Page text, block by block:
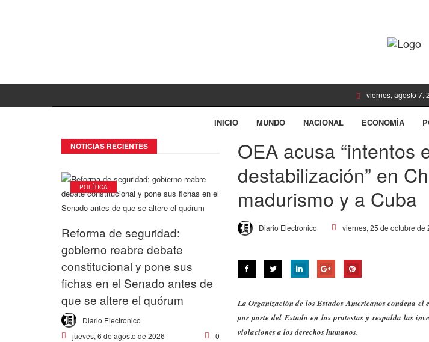
viernes, agosto 7,
INICIO MUNDO NACIONAL ECONOMÍA
OEA acusa “intentos
destabilización” en
madurismo y a Cuba
Diario Electronico viernes, 25 de octubre de
La Organización de los Estados Americanos condena el
por parte del Estado en las protestas y respalda las
violaciones a los derechos humanos.
NOTICIAS RECIENTES
POLÍTICA
Reforma de seguridad:
gobierno reabre debate
constitucional y pone sus
fichas en el Senado antes de
que se altere el quórum
Diario Electronico
jueves, 6 de agosto de 2026
0